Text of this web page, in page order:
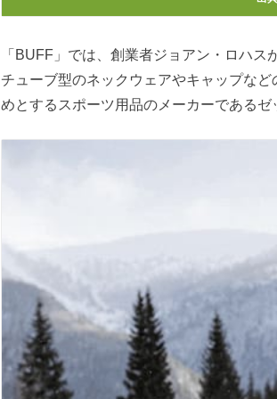
「BUFF」では、創業者ジョアン・ロハ
チューブ型のネックウェアやキャップな
めとするスポーツ用品のメーカーである